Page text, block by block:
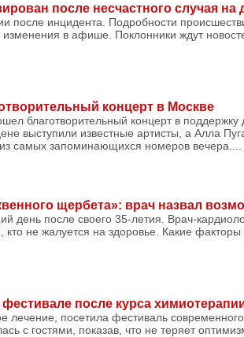
после несчастного случая на
после инцидента. Подробности
в афише. Поклонники ждут
концерт в Москве
благотворительный концерт в
выступили известные артисты, а Алла
самых запоминающихся номеров вечера....
щербета»: врач назвал
день после своего 35-летия. Врач-
не жалуется на здоровье. Какие факторы
после курса
посетила фестиваль современного
с гостями, показав, что не теряет